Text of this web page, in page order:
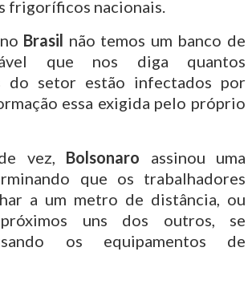
frigoríficos nacionais.
Brasil não temos um banco de
que nos diga quantos
do setor estão infectados por
essa exigida pelo próprio
vez, Bolsonaro assinou uma
que os trabalhadores
a um metro de distância, ou
uns dos outros, se
os equipamentos de